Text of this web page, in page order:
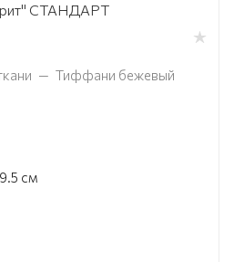
СТАНДАРТ
— Тиффани бежевый
см